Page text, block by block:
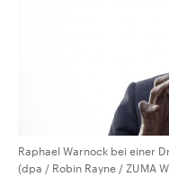
Raphael Warnock bei einer
(dpa / Robin Rayne / ZUMA